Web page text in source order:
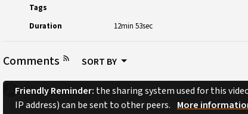
Tags
Duration
12min 53sec
Comments SORT BY
Friendly Reminder: the sharing system used for this
IP address) can be sent to other peers. More